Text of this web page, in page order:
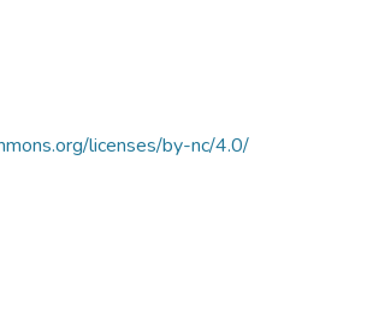
licenses/by-nc/4.0/